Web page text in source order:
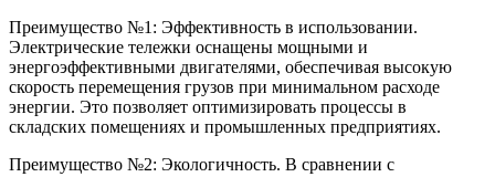
Преимущество №1: Эффективность в использовании.
Электрические тележки оснащены мощными и
энергоэффективными двигателями, обеспечивая высокую
скорость перемещения грузов при минимальном расходе
энергии. Это позволяет оптимизировать процессы в
складских помещениях и промышленных предприятиях.
Преимущество №2: Экологичность. В сравнении с